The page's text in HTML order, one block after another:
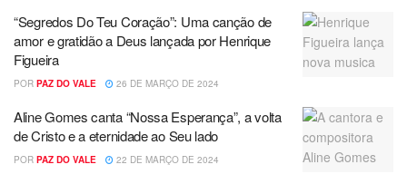
“Segredos Do Teu Coração”: Uma canção de
amor e gratidão a Deus lançada por Henrique
Figueira
POR PAZ DO VALE 26 DE MARÇO DE 2024
Aline Gomes canta “Nossa Esperança”, a volta
de Cristo e a eternidade ao Seu lado
POR PAZ DO VALE 22 DE MARÇO DE 2024